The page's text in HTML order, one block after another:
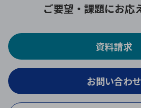
ご要望・課題にお応
資料請求
お問い合わせ